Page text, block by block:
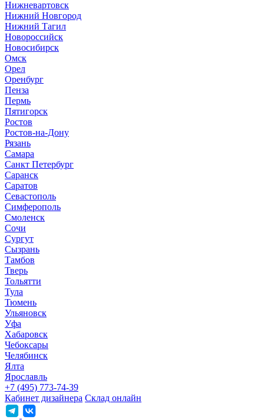
Нижневартовск
Нижний Новгород
Нижний Тагил
Новороссийск
Новосибирск
Омск
Орел
Оренбург
Пенза
Пермь
Пятигорск
Ростов
Ростов-на-Дону
Рязань
Самара
Санкт Петербург
Саранск
Саратов
Севастополь
Симферополь
Смоленск
Сочи
Сургут
Сызрань
Тамбов
Тверь
Тольятти
Тула
Тюмень
Ульяновск
Уфа
Хабаровск
Чебоксары
Челябинск
Ялта
Ярославль
+7 (495) 773-74-39
Кабинет дизайнера Склад онлайн